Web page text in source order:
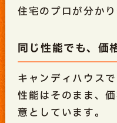
住宅のプロが分か
同じ性能でも、価
キャンディハウス
性能はそのまま、
意としています。